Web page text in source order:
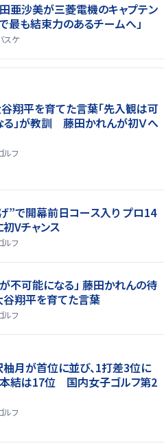
亜沙美が三菱電機のキャプテン
最も結束力のあるチームへ」
スケ
谷翔平を育てた言葉「先入観は可
」が教訓 藤田かれんが初Ｖへ
ルフ
”で開幕前日コース入り プロ14
Vチャンス
ルフ
不可能になる」 藤田かれんの待
翔平を育てた言葉
ルフ
月が首位に並び、1打差3位に
本結は17位 国内女子ゴルフ第2
ルフ